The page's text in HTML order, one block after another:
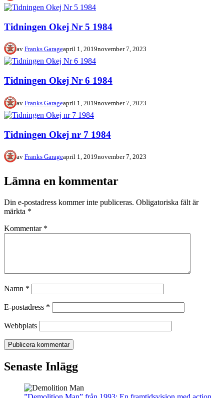
Tidningen Okej Nr 5 1984
av Franks Garageapril 1, 2019november 7, 2023
Tidningen Okej Nr 6 1984
av Franks Garageapril 1, 2019november 7, 2023
Tidningen Okej nr 7 1984
av Franks Garageapril 1, 2019november 7, 2023
Lämna en kommentar
Din e-postadress kommer inte publiceras. Obligatoriska fält är
märkta *
Kommentar *
Namn *
E-postadress *
Webbplats
Senaste Inlägg